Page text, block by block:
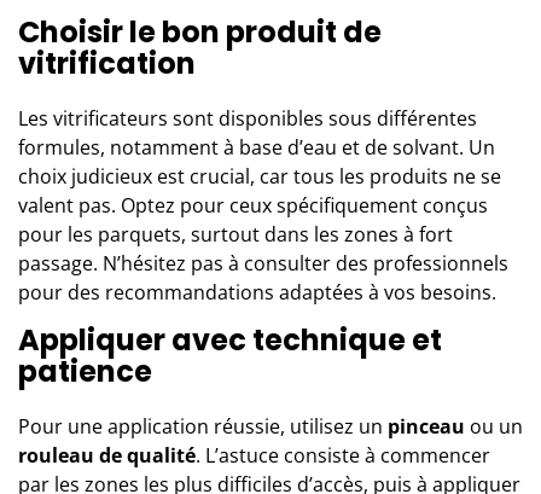
Choisir le bon produit de
vitrification
Les vitrificateurs sont disponibles sous différentes
formules, notamment à base d’eau et de solvant. Un
choix judicieux est crucial, car tous les produits ne se
valent pas. Optez pour ceux spécifiquement conçus
pour les parquets, surtout dans les zones à fort
passage. N’hésitez pas à consulter des professionnels
pour des recommandations adaptées à vos besoins.
Appliquer avec technique et
patience
Pour une application réussie, utilisez un pinceau ou un
rouleau de qualité. L’astuce consiste à commencer
par les zones les plus difficiles d’accès, puis à appliquer